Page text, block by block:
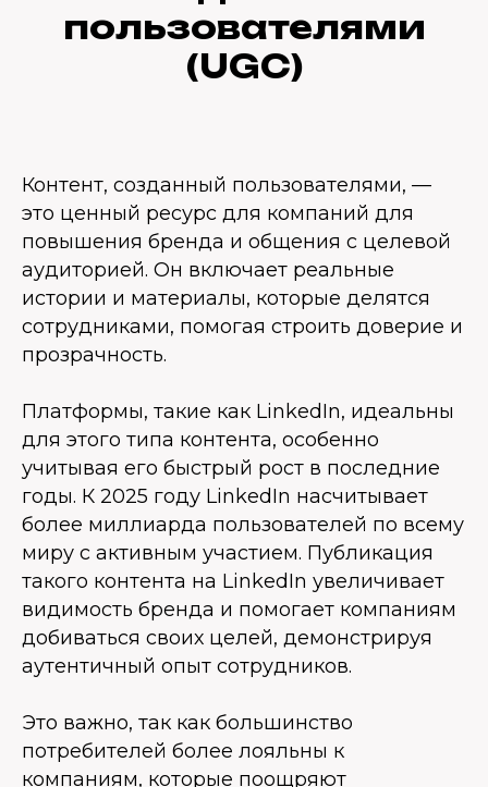
пользователями
(UGC)
Контент, созданный пользователями, —
это ценный ресурс для компаний для
повышения бренда и общения с целевой
аудиторией. Он включает реальные
истории и материалы, которые делятся
сотрудниками, помогая строить доверие и
прозрачность.
Платформы, такие как LinkedIn, идеальны
для этого типа контента, особенно
учитывая его быстрый рост в последние
годы. К 2025 году LinkedIn насчитывает
более миллиарда пользователей по всему
миру с активным участием. Публикация
такого контента на LinkedIn увеличивает
видимость бренда и помогает компаниям
добиваться своих целей, демонстрируя
аутентичный опыт сотрудников.
Это важно, так как большинство
потребителей более лояльны к
компаниям, которые поощряют